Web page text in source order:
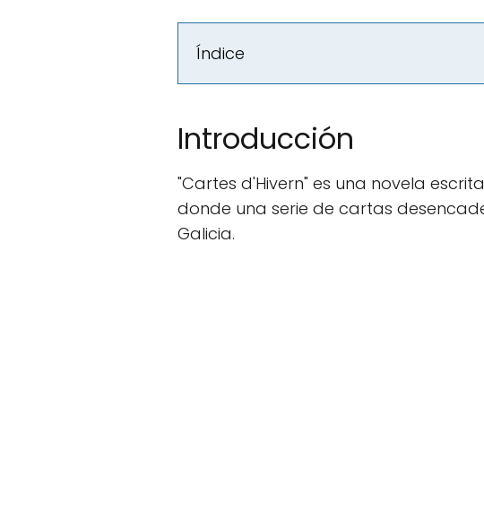
Índice
Introducción
"Cartes d'Hivern" es una novela
donde una serie de cartas
Galicia.